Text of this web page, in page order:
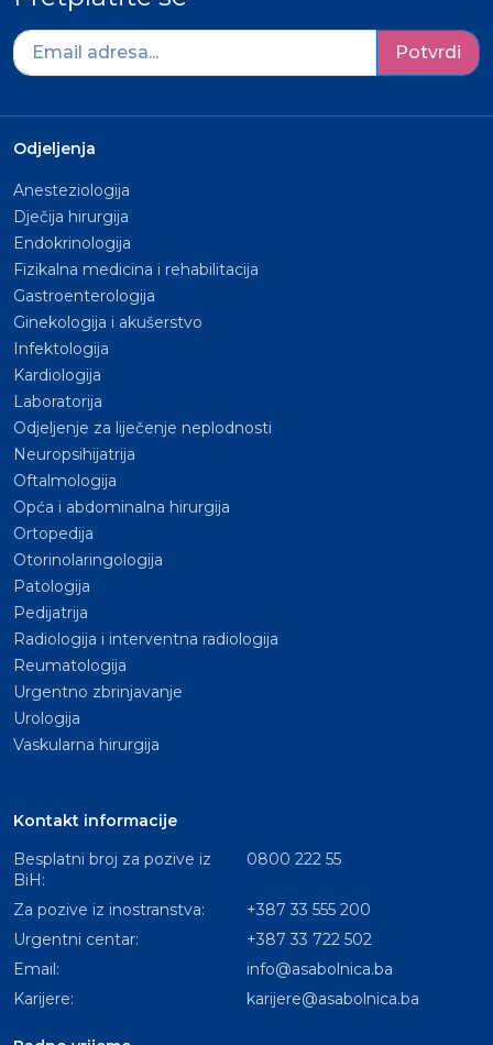
Potvrdi
Odjeljenja
Anesteziologija
Dječija hirurgija
Endokrinologija
Fizikalna medicina i rehabilitacija
Gastroenterologija
Ginekologija i akušerstvo
Infektologija
Kardiologija
Laboratorija
Odjeljenje za liječenje neplodnosti
Neuropsihijatrija
Oftalmologija
Opća i abdominalna hirurgija
Ortopedija
Otorinolaringologija
Patologija
Pedijatrija
Radiologija i interventna radiologija
Reumatologija
Urgentno zbrinjavanje
Urologija
Vaskularna hirurgija
Kontakt informacije
Besplatni broj za pozive iz
BiH:
0800 222 55
Za pozive iz inostranstva:
+387 33 555 200
Urgentni centar:
+387 33 722 502
Email:
info@asabolnica.ba
Karijere:
karijere@asabolnica.ba